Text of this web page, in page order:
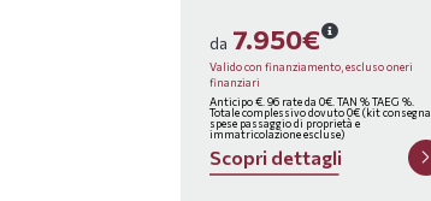
da 7.950€
Valido con finanziamento, escluso oneri
finanziari
Anticipo €. 96 rate da 0€. TAN % TAEG %.
Totale complessivo dovuto 0€ (kit consegna,
spese passaggio di proprietà e
immatricolazione escluse)
Scopri dettagli